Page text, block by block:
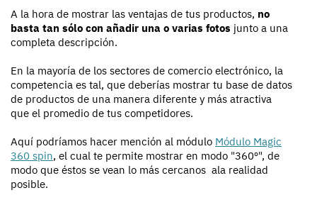
A la hora de mostrar las ventajas de tus productos, no
basta tan sólo con añadir una o varias fotos junto a una
completa descripción.
En la mayoría de los sectores de comercio electrónico, la
competencia es tal, que deberías mostrar tu base de datos
de productos de una manera diferente y más atractiva
que el promedio de tus competidores.
Aquí podríamos hacer mención al módulo Módulo Magic
360 spin, el cual te permite mostrar en modo "360º", de
modo que éstos se vean lo más cercanos ala realidad
posible.